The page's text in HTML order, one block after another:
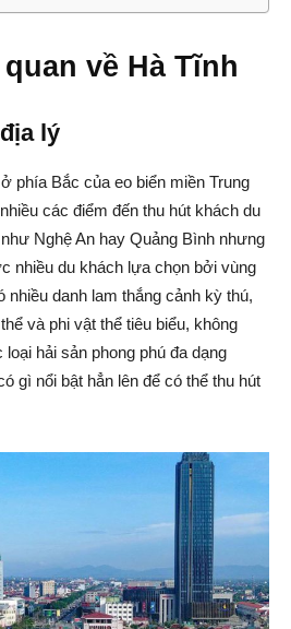
về Hà Tĩnh
lý
phía Bắc của eo biển miền Trung
các điểm đến thu hút khách du
Nghệ An hay Quảng Bình nhưng
nhiều du khách lựa chọn bởi vùng
nhiều danh lam thắng cảnh kỳ thú,
và phi vật thể tiêu biểu, không
hải sản phong phú đa dạng
gì nổi bật hẳn lên để có thể thu hút